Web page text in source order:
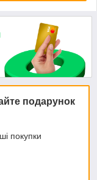
подарунок
покупки